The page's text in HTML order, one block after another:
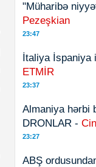
"Müharibə
Pezeşkian
23:47
İtaliya İspaniya
ETMİR
23:37
Almaniya hərbi
DRONLAR -
23:27
ABŞ